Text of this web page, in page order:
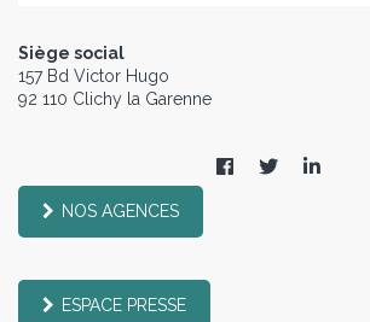
Siège social
157 Bd Victor Hugo
92 110 Clichy la Garenne
NOS AGENCES
ESPACE PRESSE